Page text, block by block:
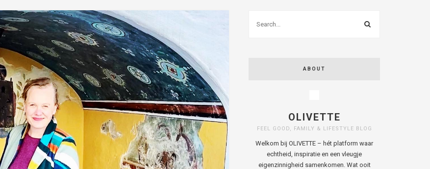
ABOUT
OLIVETTE
FEEL GOOD, FAMILY & LIFESTYLE BLOG
Welkom bij OLIVETTE – hét platform waar
echtheid, inspiratie en een vleugje
eigenzinnigheid samenkomen. Wat ooit